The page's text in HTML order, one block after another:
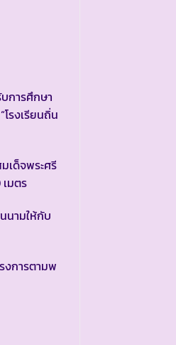
การศึกษา
รงเรียนถิ่น
เด็จพระศรี
มตร
นามให้กับ
งการตามพ